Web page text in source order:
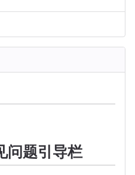
问题引导栏